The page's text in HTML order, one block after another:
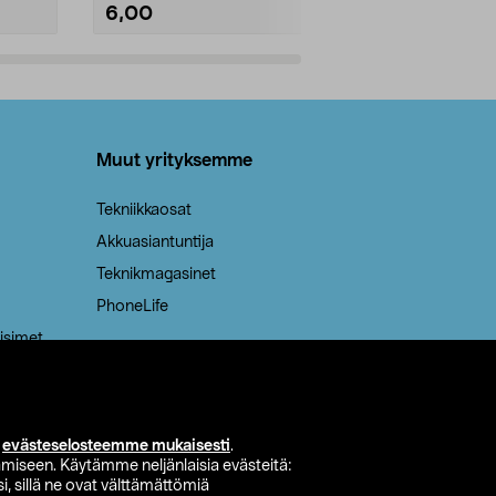
evästeselosteemme mukaisesti.
Käytämme neljänlaisia evästeitä:
sillä ne ovat välttämättömiä
6,00
Muut yrityksemme
Tekniikkaosat
Akkuasiantuntija
Teknikmagasinet
PhoneLife